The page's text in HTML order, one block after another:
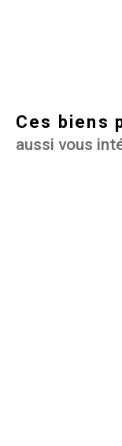
Ces biens
aussi vous